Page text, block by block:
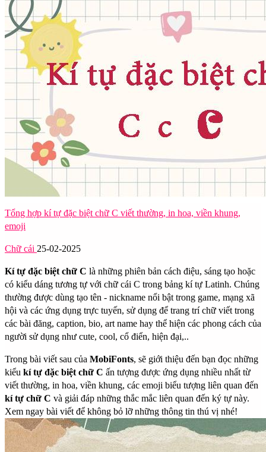
Tổng hợp kí tự đặc biệt chữ C viết thường, in hoa, viền khung,
emoji
Chữ cái 25-02-2025
Kí tự đặc biệt chữ C là những phiên bản cách điệu, sáng tạo hoặc
có kiểu dáng tương tự với chữ cái C trong bảng kí tự Latinh. Chúng
thường được dùng tạo tên - nickname nổi bật trong game, mạng xã
hội và các ứng dụng trực tuyến, sử dụng để trang trí chữ viết trong
các bài đăng, caption, bio, art name hay thể hiện các phong cách của
người sử dụng như cute, cool, cổ điển, hiện đại,..
Trong bài viết sau của MobiFonts, sẽ giới thiệu đến bạn đọc những
kiểu kí tự đặc biệt chữ C ấn tượng được ứng dụng nhiều nhất từ
viết thường, in hoa, viền khung, các emoji biểu tượng liên quan đến
kí tự chữ C và giải đáp những thắc mắc liên quan đến ký tự này.
Xem ngay bài viết để không bỏ lỡ những thông tin thú vị nhé!